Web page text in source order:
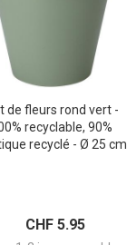
de fleurs rond vert -
recyclable, 90%
recyclé - Ø 25 cm,
CHF 5.95